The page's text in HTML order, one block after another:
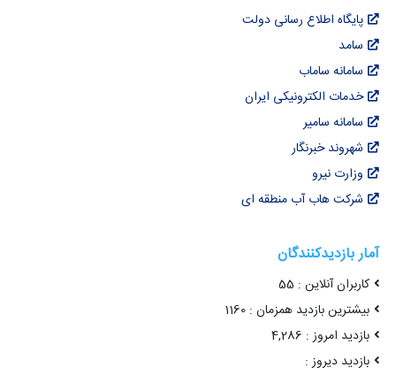
پایگاه اطلاع رسانی دولت
سامد
سامانه ساماب
خدمات الکترونیکی ایران
سامانه سامیر
شهروند خبرنگار
وزارت نیرو
شرکت هاب آب منطقه ای
آمار بازدیدکنندگان
کاربران آنلاین : 55
بیشترین بازدید همزمان : 1160
بازدید امروز : 4,286
بازدید دیروز :